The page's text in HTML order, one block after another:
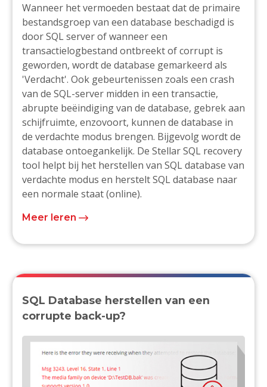
Wanneer het vermoeden bestaat dat de primaire
bestandsgroep van een database beschadigd is
door SQL server of wanneer een
transactielogbestand ontbreekt of corrupt is
geworden, wordt de database gemarkeerd als
'Verdacht'. Ook gebeurtenissen zoals een crash
van de SQL-server midden in een transactie,
abrupte beëindiging van de database, gebrek aan
schijfruimte, enzovoort, kunnen de database in
de verdachte modus brengen. Bijgevolg wordt de
database ontoegankelijk. De Stellar SQL recovery
tool helpt bij het herstellen van SQL database van
verdachte modus en herstelt SQL database naar
een normale staat (online).
Meer leren
SQL Database herstellen van een
corrupte back-up?